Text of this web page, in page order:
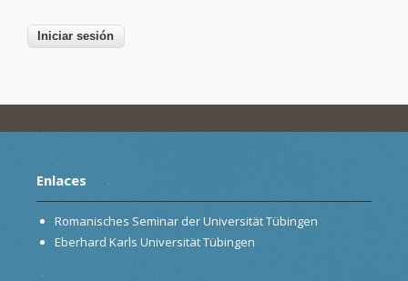
Enlaces
Romanisches Seminar der Universität Tübingen
Eberhard Karls Universität Tübingen